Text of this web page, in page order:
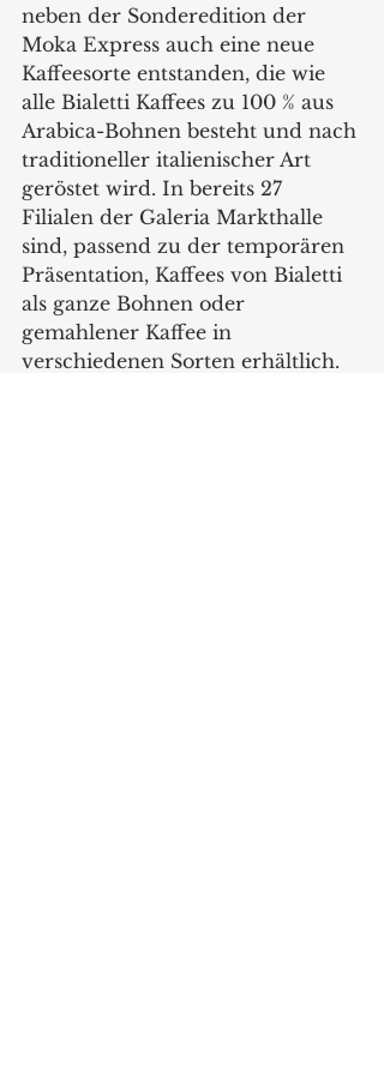
neben der Sonderedition der
Moka Express auch eine neue
Kaffeesorte entstanden, die wie
alle Bialetti Kaffees zu 100 % aus
Arabica-Bohnen besteht und nach
traditioneller italienischer Art
geröstet wird. In bereits 27
Filialen der Galeria Markthalle
sind, passend zu der temporären
Präsentation, Kaffees von Bialetti
als ganze Bohnen oder
gemahlener Kaffee in
verschiedenen Sorten erhältlich.